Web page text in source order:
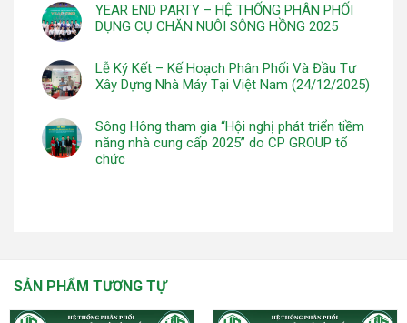
YEAR END PARTY – HỆ THỐNG PHÂN PHỐI
DỤNG CỤ CHĂN NUÔI SÔNG HỒNG 2025
Lễ Ký Kết – Kế Hoạch Phân Phối Và Đầu Tư
Xây Dựng Nhà Máy Tại Việt Nam (24/12/2025)
Sông Hông tham gia “Hội nghị phát triển tiềm
năng nhà cung cấp 2025” do CP GROUP tổ
chức
SẢN PHẨM TƯƠNG TỰ